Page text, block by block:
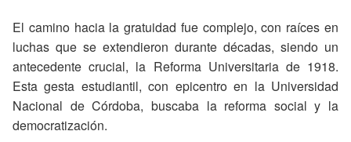
El camino hacia la gratuidad fue complejo, con raíces en
luchas que se extendieron durante décadas, siendo un
antecedente crucial, la Reforma Universitaria de 1918.
Esta gesta estudiantil, con epicentro en la Universidad
Nacional de Córdoba, buscaba la reforma social y la
democratización.